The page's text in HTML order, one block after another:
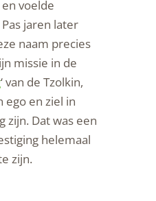
voelde
Pas jaren later
naam precies
missie in de
‘ van de Tzolkin,
ego en ziel in
zijn. Dat was een
helemaal
zijn.